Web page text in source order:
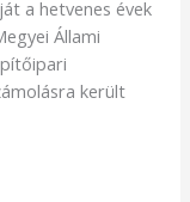
a hetvenes évek
Állami
került